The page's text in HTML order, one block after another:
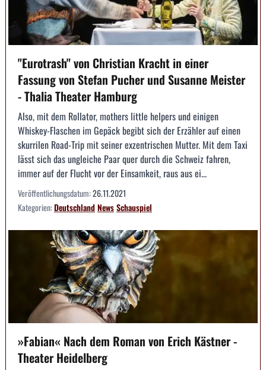
"Eurotrash" von Christian Kracht in einer
Fassung von Stefan Pucher und Susanne Meister
- Thalia Theater Hamburg
Also, mit dem Rollator, mothers little helpers und einigen
Whiskey-Flaschen im Gepäck begibt sich der Erzähler auf einen
skurrilen Road-Trip mit seiner exzentrischen Mutter. Mit dem Taxi
lässt sich das ungleiche Paar quer durch die Schweiz fahren,
immer auf der Flucht vor der Einsamkeit, raus aus ei...
Veröffentlichungsdatum:26.11.2021
Kategorien:DeutschlandNewsSchauspiel
»Fabian« Nach dem Roman von Erich Kästner -
Theater Heidelberg